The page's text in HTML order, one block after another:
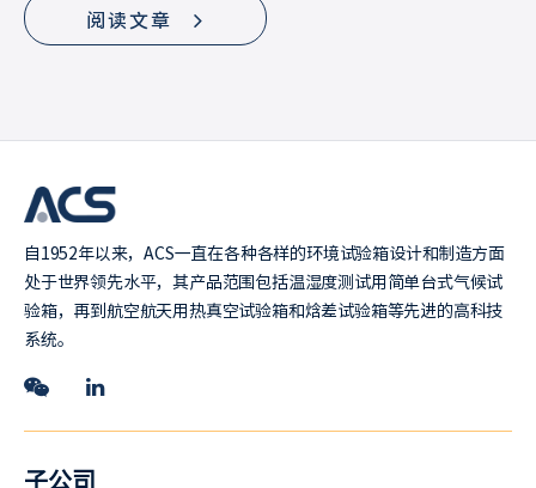
阅读文章
自1952年以来，ACS一直在各种各样的环境试验箱设计和制造方面
处于世界领先水平，其产品范围包括温湿度测试用简单台式气候试
验箱，再到航空航天用热真空试验箱和焓差试验箱等先进的高科技
系统。